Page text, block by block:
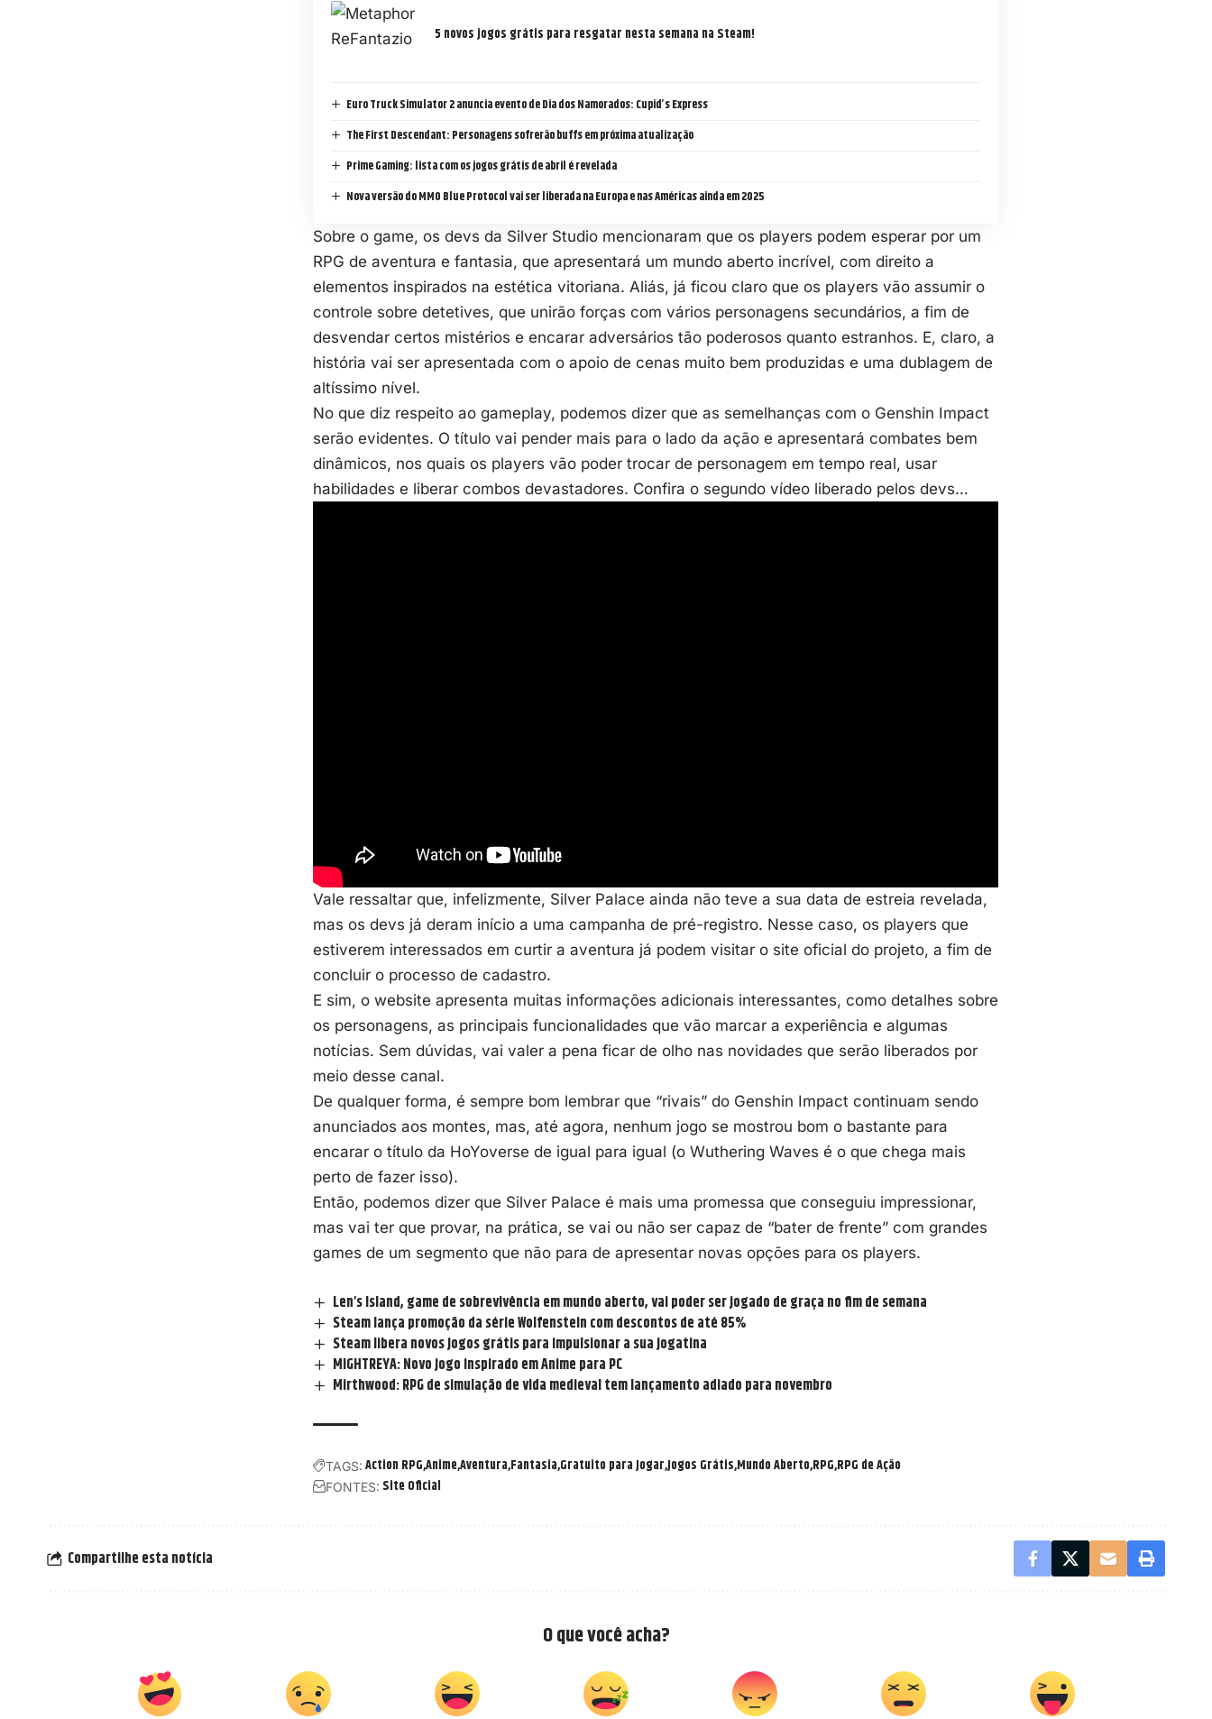
5 novos jogos grátis para resgatar nesta semana na Steam!
Euro Truck Simulator 2 anuncia evento de Dia dos Namorados: Cupid’s Express
The First Descendant: Personagens sofrerão buffs em próxima atualização
Prime Gaming: lista com os jogos grátis de abril é revelada
Nova versão do MMO Blue Protocol vai ser liberada na Europa e nas Américas ainda em 2025
Sobre o game, os devs da Silver Studio mencionaram que os players podem esperar por um
RPG de aventura e fantasia, que apresentará um mundo aberto incrível, com direito a
elementos inspirados na estética vitoriana. Aliás, já ficou claro que os players vão assumir o
controle sobre detetives, que unirão forças com vários personagens secundários, a fim de
desvendar certos mistérios e encarar adversários tão poderosos quanto estranhos. E, claro, a
história vai ser apresentada com o apoio de cenas muito bem produzidas e uma dublagem de
altíssimo nível.
No que diz respeito ao gameplay, podemos dizer que as semelhanças com o Genshin Impact
serão evidentes. O título vai pender mais para o lado da ação e apresentará combates bem
dinâmicos, nos quais os players vão poder trocar de personagem em tempo real, usar
habilidades e liberar combos devastadores. Confira o segundo vídeo liberado pelos devs…
Vale ressaltar que, infelizmente, Silver Palace ainda não teve a sua data de estreia revelada,
mas os devs já deram início a uma campanha de pré-registro. Nesse caso, os players que
estiverem interessados em curtir a aventura já podem visitar o site oficial do projeto, a fim de
concluir o processo de cadastro.
E sim, o website apresenta muitas informações adicionais interessantes, como detalhes sobre
os personagens, as principais funcionalidades que vão marcar a experiência e algumas
notícias. Sem dúvidas, vai valer a pena ficar de olho nas novidades que serão liberados por
meio desse canal.
De qualquer forma, é sempre bom lembrar que “rivais” do Genshin Impact continuam sendo
anunciados aos montes, mas, até agora, nenhum jogo se mostrou bom o bastante para
encarar o título da HoYoverse de igual para igual (o Wuthering Waves é o que chega mais
perto de fazer isso).
Então, podemos dizer que Silver Palace é mais uma promessa que conseguiu impressionar,
mas vai ter que provar, na prática, se vai ou não ser capaz de “bater de frente” com grandes
games de um segmento que não para de apresentar novas opções para os players.
Len’s Island, game de sobrevivência em mundo aberto, vai poder ser jogado de graça no fim de semana
Steam lança promoção da série Wolfenstein com descontos de até 85%
Steam libera novos jogos grátis para impulsionar a sua jogatina
MIGHTREYA: Novo jogo inspirado em Anime para PC
Mirthwood: RPG de simulação de vida medieval tem lançamento adiado para novembro
TAGS: Action RPGAnimeAventuraFantasiaGratuito para JogarJogos GrátisMundo AbertoRPGRPG de Ação
FONTES: Site Oficial
Compartilhe esta notícia
O que você acha?